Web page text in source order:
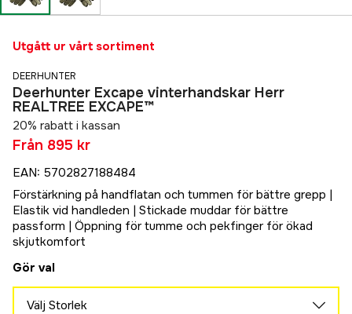
Utgått ur vårt sortiment
DEERHUNTER
Deerhunter Excape vinterhandskar Herr
REALTREE EXCAPE™
20% rabatt i kassan
Från 895 kr
EAN: 5702827188484
Förstärkning på handflatan och tummen för bättre grepp |
Elastik vid handleden | Stickade muddar för bättre
passform | Öppning för tumme och pekfinger för ökad
skjutkomfort
Gör val
Välj Storlek